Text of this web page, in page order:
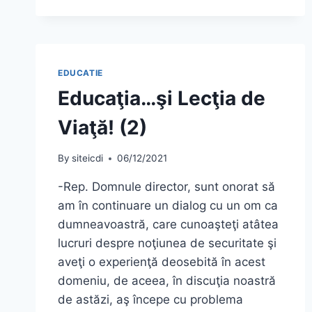
EDUCATIE
Educaţia…şi Lecţia de
Viaţă! (2)
By siteicdi 06/12/2021
-Rep. Domnule director, sunt onorat să
am în continuare un dialog cu un om ca
dumneavoastră, care cunoaşteţi atâtea
lucruri despre noţiunea de securitate şi
aveţi o experienţă deosebită în acest
domeniu, de aceea, în discuţia noastră
de astăzi, aş începe cu problema